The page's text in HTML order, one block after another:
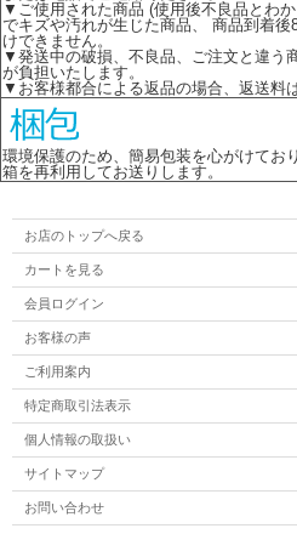
▼ご使用された商品 (使用後不良品とわ
でキズや汚れが生じた商品、 商品到着
けできません。
▼発送中の破損、不良品、ご注文と違う
が負担いたします。
▼お客様都合による返品の場合、返送料
環境保護のため、簡易包装を心がけてお
箱を再利用してお送りします。
お店のトップへ戻る
カートを見る
会員ログイン
お客様の声
ご利用案内
特定商取引法表示
個人情報の取扱い
サイトマップ
お問い合わせ